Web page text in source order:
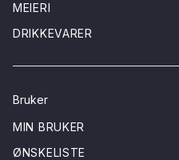
MEIERI
DRIKKEVARER
Bruker
MIN BRUKER
ØNSKELISTE